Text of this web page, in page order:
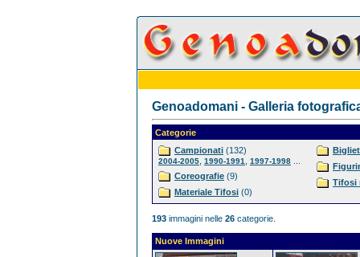
Genoadomani - Galleria
Categorie
Campionati (132)
2004-2005 1990-1991 1997-1998
Coreografie (9)
Materiale Tifosi (0)
Tifosi
193 immagini nelle 26 categorie.
Nuove Immagini